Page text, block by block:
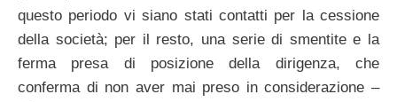
questo periodo vi siano stati contatti per la cessione
della società; per il resto, una serie di smentite e la
ferma presa di posizione della dirigenza, che
conferma di non aver mai preso in considerazione –